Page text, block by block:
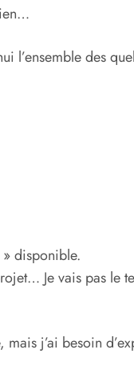
l’ensemble des
disponible.
Je vais pas le
j’ai besoin